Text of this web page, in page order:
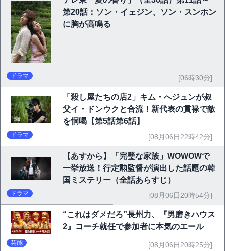
第20話：ソン・イェジン、ソン・スンホン
に胸が高鳴る
ドラマ [06時30分]
「殺し屋たちの店2」キム・へジュンが叔
父イ・ドンウクと合流！新代表の貫禄で敵
を恫喝【第5話第6話】
ドラマ [08月06日22時42分]
【あすから】「完璧な家族」WOWOWで
一挙放送！行定勲監督が演出した話題の韓
国ミステリー（全話あらすじ）
ドラマ [08月06日20時54分]
“これはダメだろ”長州力、『男磨きハウス
2』コーチ就任で参加者に本気のエール
芸能 [08月06日20時25分]